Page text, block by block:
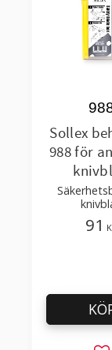
Sollex
988 för
91